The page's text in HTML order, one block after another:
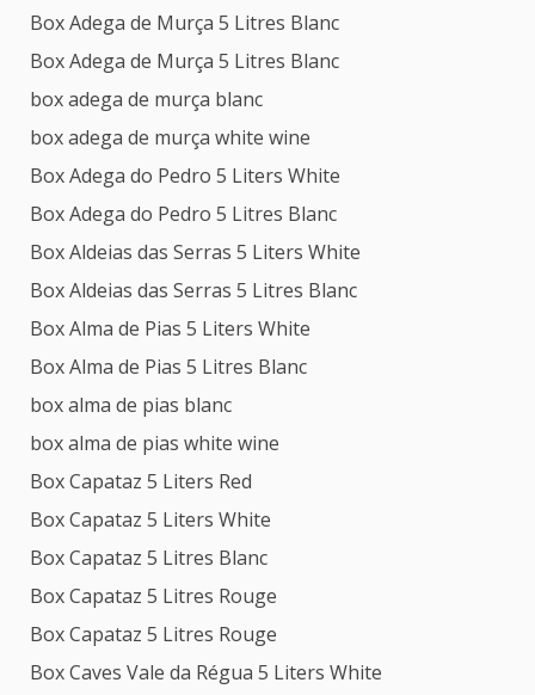
Box Adega de Murça 5 Litres Blanc
Box Adega de Murça 5 Litres Blanc
box adega de murça blanc
box adega de murça white wine
Box Adega do Pedro 5 Liters White
Box Adega do Pedro 5 Litres Blanc
Box Aldeias das Serras 5 Liters White
Box Aldeias das Serras 5 Litres Blanc
Box Alma de Pias 5 Liters White
Box Alma de Pias 5 Litres Blanc
box alma de pias blanc
box alma de pias white wine
Box Capataz 5 Liters Red
Box Capataz 5 Liters White
Box Capataz 5 Litres Blanc
Box Capataz 5 Litres Rouge
Box Capataz 5 Litres Rouge
Box Caves Vale da Régua 5 Liters White